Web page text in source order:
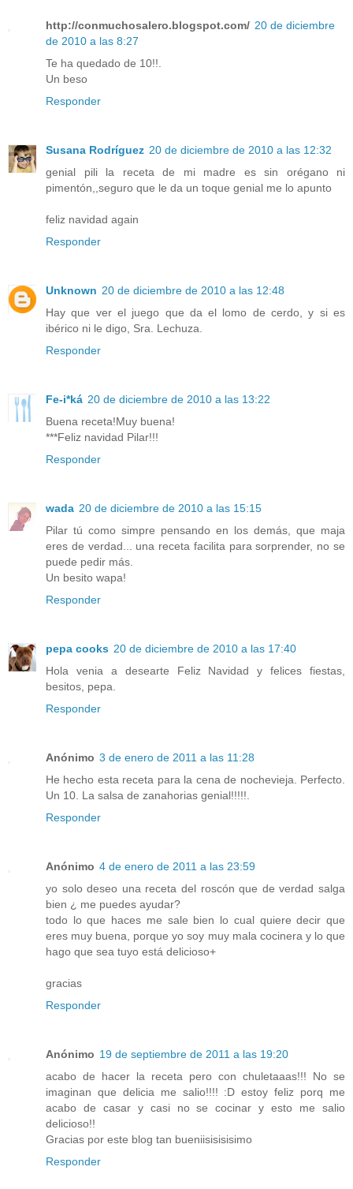
http://conmuchosalero.blogspot.com/ 20 de diciembre
de 2010 a las 8:27
Te ha quedado de 10!!.
Un beso
Responder
Susana Rodríguez 20 de diciembre de 2010 a las 12:32
genial pili la receta de mi madre es sin orégano ni
pimentón,,seguro que le da un toque genial me lo apunto
feliz navidad again
Responder
Unknown 20 de diciembre de 2010 a las 12:48
Hay que ver el juego que da el lomo de cerdo, y si es
ibérico ni le digo, Sra. Lechuza.
Responder
Fe-i*ká 20 de diciembre de 2010 a las 13:22
Buena receta!Muy buena!
***Feliz navidad Pilar!!!
Responder
wada 20 de diciembre de 2010 a las 15:15
Pilar tú como simpre pensando en los demás, que maja
eres de verdad... una receta facilita para sorprender, no se
puede pedir más.
Un besito wapa!
Responder
pepa cooks 20 de diciembre de 2010 a las 17:40
Hola venia a desearte Feliz Navidad y felices fiestas,
besitos, pepa.
Responder
Anónimo 3 de enero de 2011 a las 11:28
He hecho esta receta para la cena de nochevieja. Perfecto.
Un 10. La salsa de zanahorias genial!!!!!.
Responder
Anónimo 4 de enero de 2011 a las 23:59
yo solo deseo una receta del roscón que de verdad salga
bien ¿ me puedes ayudar?
todo lo que haces me sale bien lo cual quiere decir que
eres muy buena, porque yo soy muy mala cocinera y lo que
hago que sea tuyo está delicioso+
gracias
Responder
Anónimo 19 de septiembre de 2011 a las 19:20
acabo de hacer la receta pero con chuletaaas!!! No se
imaginan que delicia me salio!!!! :D estoy feliz porq me
acabo de casar y casi no se cocinar y esto me salio
delicioso!!
Gracias por este blog tan bueniisisisisimo
Responder